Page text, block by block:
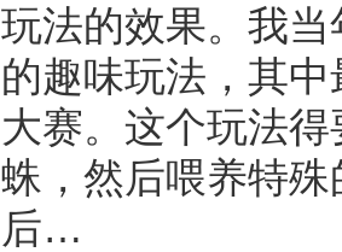
玩法的效果。我
的趣味玩法，其
大赛。这个玩法
蛛，然后喂养特
后…